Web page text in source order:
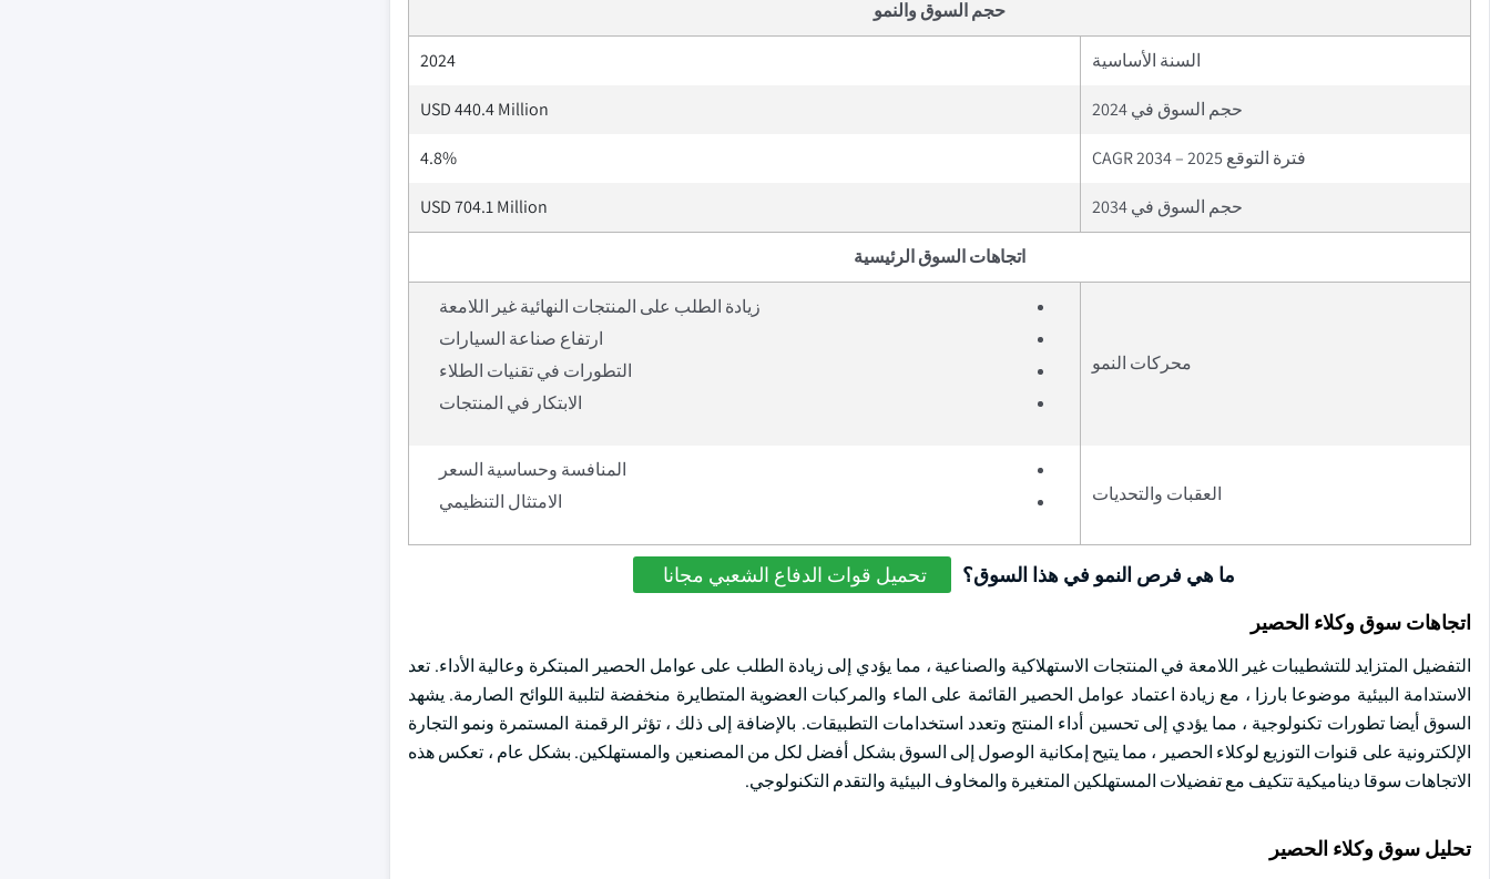
حجم السوق والنمو
السنة الأساسية 2024
حجم السوق في 2024 USD 440.4 Million
فترة التوقع 2025 – 2034 CAGR 4.8%
حجم السوق في 2034 USD 704.1 Million
اتجاهات السوق الرئيسية
محركات النمو
زيادة الطلب على المنتجات النهائية غير اللامعة
ارتفاع صناعة السيارات
التطورات في تقنيات الطلاء
الابتكار في المنتجات
العقبات والتحديات
المنافسة وحساسية السعر
الامتثال التنظيمي
ما هي فرص النمو في هذا السوق؟
تحميل قوات الدفاع الشعبي مجانا
اتجاهات سوق وكلاء الحصير
التفضيل المتزايد للتشطيبات غير اللامعة في المنتجات الاستهلاكية والصناعية ، مما يؤدي إلى زيادة الطلب على عوامل الحصير المبتكرة وعالية الأداء. تعد
الاستدامة البيئية موضوعا بارزا ، مع زيادة اعتماد عوامل الحصير القائمة على الماء والمركبات العضوية المتطايرة منخفضة لتلبية اللوائح الصارمة. يشهد
السوق أيضا تطورات تكنولوجية ، مما يؤدي إلى تحسين أداء المنتج وتعدد استخدامات التطبيقات. بالإضافة إلى ذلك ، تؤثر الرقمنة المستمرة ونمو التجارة
الإلكترونية على قنوات التوزيع لوكلاء الحصير ، مما يتيح إمكانية الوصول إلى السوق بشكل أفضل لكل من المصنعين والمستهلكين. بشكل عام ، تعكس هذه
الاتجاهات سوقا ديناميكية تتكيف مع تفضيلات المستهلكين المتغيرة والمخاوف البيئية والتقدم التكنولوجي.
تحليل سوق وكلاء الحصير